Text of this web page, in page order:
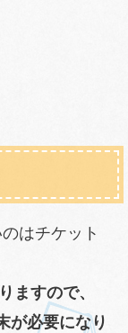
はチケット
ますので、
が必要になり